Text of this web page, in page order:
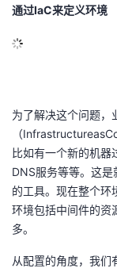
通过IaC来定义环境
为了解决这个问题，
（
比如有一个新的机
DNS服务等等。这
的工具。现在整个环
环境包括中间件的资
多。
从配置的角度，我们